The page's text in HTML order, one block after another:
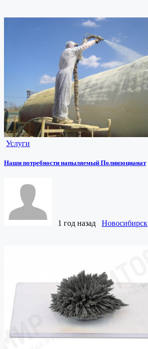
Услуги
Наши потребности напыляемый Полиизоцианат
1 год назад Новосибирск